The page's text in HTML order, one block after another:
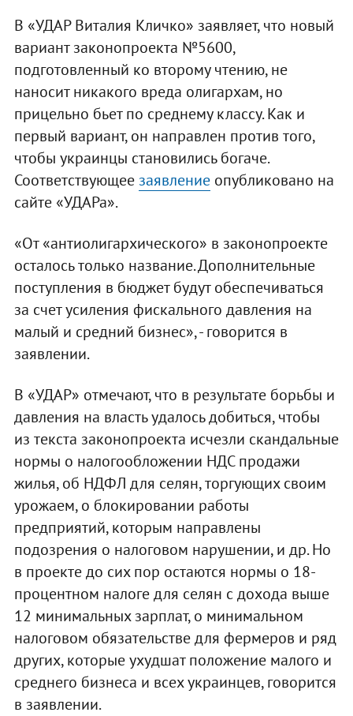
В «УДАР Виталия Кличко» заявляет, что новый
вариант законопроекта №5600,
подготовленный ко второму чтению, не
наносит никакого вреда олигархам, но
прицельно бьет по среднему классу. Как и
первый вариант, он направлен против того,
чтобы украинцы становились богаче.
Соответствующее заявлениеопубликовано на
сайте «УДАРа».
«От «антиолигархического» в законопроекте
осталось только название. Дополнительные
поступления в бюджет будут обеспечиваться
за счет усиления фискального давления на
малый и средний бизнес», - говорится в
заявлении.
В «УДАР» отмечают, что в результате борьбы и
давления на власть удалось добиться, чтобы
из текста законопроекта исчезли скандальные
нормы о налогообложении НДС продажи
жилья, об НДФЛ для селян, торгующих своим
урожаем, о блокировании работы
предприятий, которым направлены
подозрения о налоговом нарушении, и др. Но
в проекте до сих пор остаются нормы о 18-
процентном налоге для селян с дохода выше
12 минимальных зарплат, о минимальном
налоговом обязательстве для фермеров и ряд
других, которые ухудшат положение малого и
среднего бизнеса и всех украинцев, говорится
в заявлении.